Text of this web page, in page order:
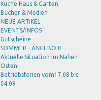
Küche Haus & Garten
Bücher & Medien
NEUE ARTIKEL
EVENTS/INFOS
Gutscheine
SOMMER - ANGEBOTE
Aktuelle Situation im Nahen
Osten
Betriebsferien vom17.08 bis
04.09